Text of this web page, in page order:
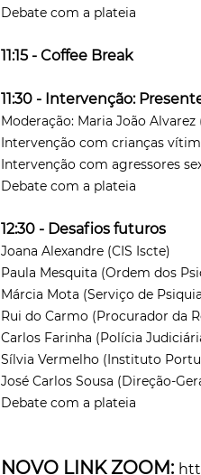
Debate com a plateia
11:15 - Coffee Break
11:30 - Intervenção:
Moderação: Maria João Alvarez
Intervenção com crianças
Intervenção com agressores
Debate com a plateia
12:30 - Desafios futuros
Joana Alexandre (CIS Iscte)
Paula Mesquita (Ordem dos
Márcia Mota (Serviço de
Rui do Carmo (Procurador da
Carlos Farinha (Polícia
Sílvia Vermelho (Instituto
José Carlos Sousa (Direção-
Debate com a plateia
NOVO LINK ZOOM: